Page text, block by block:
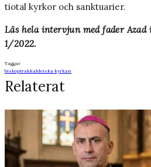
tiotal kyrkor och sanktuarier.
Läs hela intervjun med fader
1/2022.
Taggar
biskopIrakkaldeiska kyrkan
Relaterat